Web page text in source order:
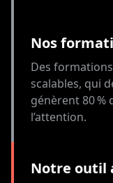
Nos
Des
scalables, qui
génèrent 80 %
l’attention.
Notre outil